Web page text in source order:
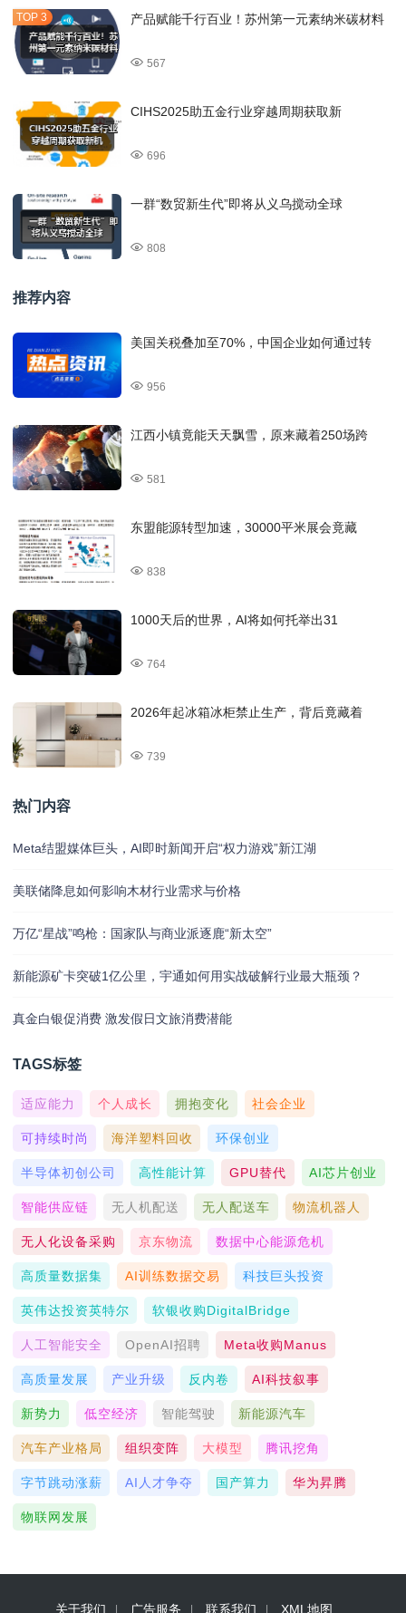
产品赋能千行百业！苏州第一元素纳米碳材料
567
CIHS2025助五金行业穿越周期获取新
696
一群“数贸新生代”即将从义乌搅动全球
808
推荐内容
美国关税叠加至70%，中国企业如何通过转
956
江西小镇竟能天天飘雪，原来藏着250场跨
581
东盟能源转型加速，30000平米展会竟藏
838
1000天后的世界，AI将如何托举出31
764
2026年起冰箱冰柜禁止生产，背后竟藏着
739
热门内容
Meta结盟媒体巨头，AI即时新闻开启“权力游戏”新江湖
美联储降息如何影响木材行业需求与价格
万亿“星战”鸣枪：国家队与商业派逐鹿“新太空”
新能源矿卡突破1亿公里，宇通如何用实战破解行业最大瓶颈？
真金白银促消费 激发假日文旅消费潜能
TAGS标签
适应能力 个人成长 拥抱变化 社会企业
可持续时尚 海洋塑料回收 环保创业
半导体初创公司 高性能计算 GPU替代 AI芯片创业
智能供应链 无人机配送 无人配送车 物流机器人
无人化设备采购 京东物流 数据中心能源危机
高质量数据集 AI训练数据交易 科技巨头投资
英伟达投资英特尔 软银收购DigitalBridge
人工智能安全 OpenAI招聘 Meta收购Manus
高质量发展 产业升级 反内卷 AI科技叙事
新势力 低空经济 智能驾驶 新能源汽车
汽车产业格局 组织变阵 大模型 腾讯挖角
字节跳动涨薪 AI人才争夺 国产算力 华为昇腾
物联网发展
关于我们 广告服务 联系我们 XML地图